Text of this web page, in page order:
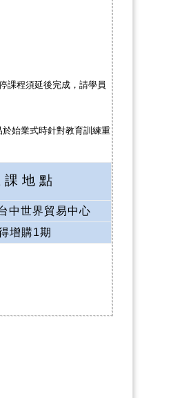
課程須延後完成，請學員
始業式時針對教育訓練重
課 地 點
中世界貿易中心
增購1期